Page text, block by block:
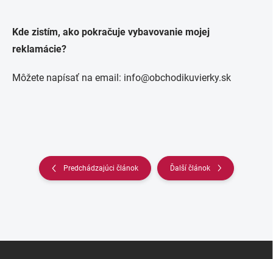
Kde zistím, ako pokračuje vybavovanie mojej
reklamácie?
Môžete napísať na email: info@obchodikuvierky.sk
Predchádzajúci článok Ďalší článok